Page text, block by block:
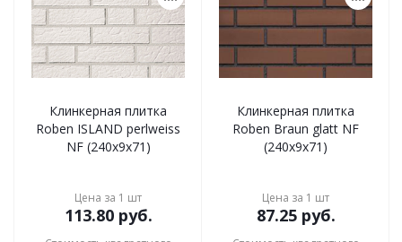
Клинкерная плитка
Roben ISLAND perlweiss
NF (240x9x71)
Цена за 1 шт
113.80руб.
Клинкерная плитка
Roben Braun glatt NF
(240x9x71)
Цена за 1 шт
87.25руб.